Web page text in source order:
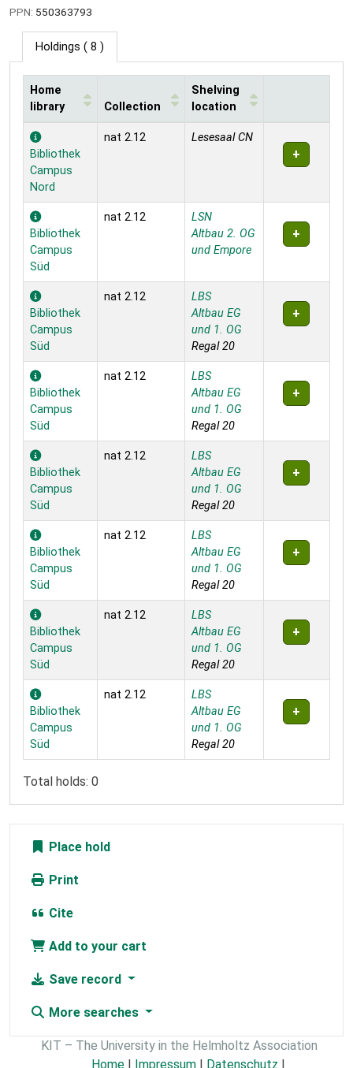
PPN: 550363793
Holdings ( 8 )
Holdings
Home
library
Collection
Shelving
location
Bibliothek
Campus
Nord
nat 2.12 Lesesaal CN
Bibliothek
Campus
Süd
nat 2.12
LSN
Altbau 2. OG
und Empore
Bibliothek
Campus
Süd
nat 2.12
LBS
Altbau EG
und 1. OG
Regal 20
Bibliothek
Campus
Süd
nat 2.12
LBS
Altbau EG
und 1. OG
Regal 20
Bibliothek
Campus
Süd
nat 2.12
LBS
Altbau EG
und 1. OG
Regal 20
Bibliothek
Campus
Süd
nat 2.12
LBS
Altbau EG
und 1. OG
Regal 20
Bibliothek
Campus
Süd
nat 2.12
LBS
Altbau EG
und 1. OG
Regal 20
Bibliothek
Campus
Süd
nat 2.12
LBS
Altbau EG
und 1. OG
Regal 20
Total holds: 0
Place hold
Print
Cite
Add to your cart
Save record
More searches
KIT – The University in the Helmholtz Association
Home | Impressum | Datenschutz |